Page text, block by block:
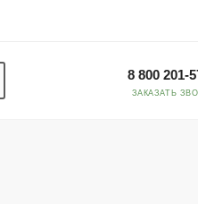
8 800 201-
ЗАКАЗАТЬ